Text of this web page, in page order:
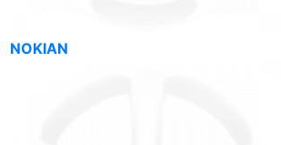
NOKIAN